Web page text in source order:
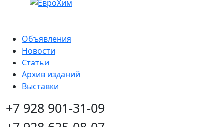
Объявления
Новости
Статьи
Архив изданий
Выставки
+7 928 901-31-09